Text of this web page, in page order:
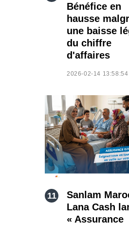
Bénéfice en
hausse
une baisse
du chiffre
d'affaires
2026-02-14 13:58:54
Sanlam
Lana Cash
« Assurance